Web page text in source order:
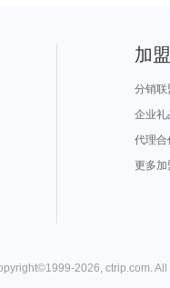
加
分销联
企业礼
代理合
更多加
1999-2026, ctrip.com.